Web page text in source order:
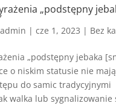
„podstępny
admin | cze 1, 2023 | Bez
„podstępny jebaka
o niskim statusie nie
do samic tradycyjnymi
walka lub sygnalizowanie